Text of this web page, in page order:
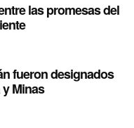
las promesas del
fueron designados
Minas